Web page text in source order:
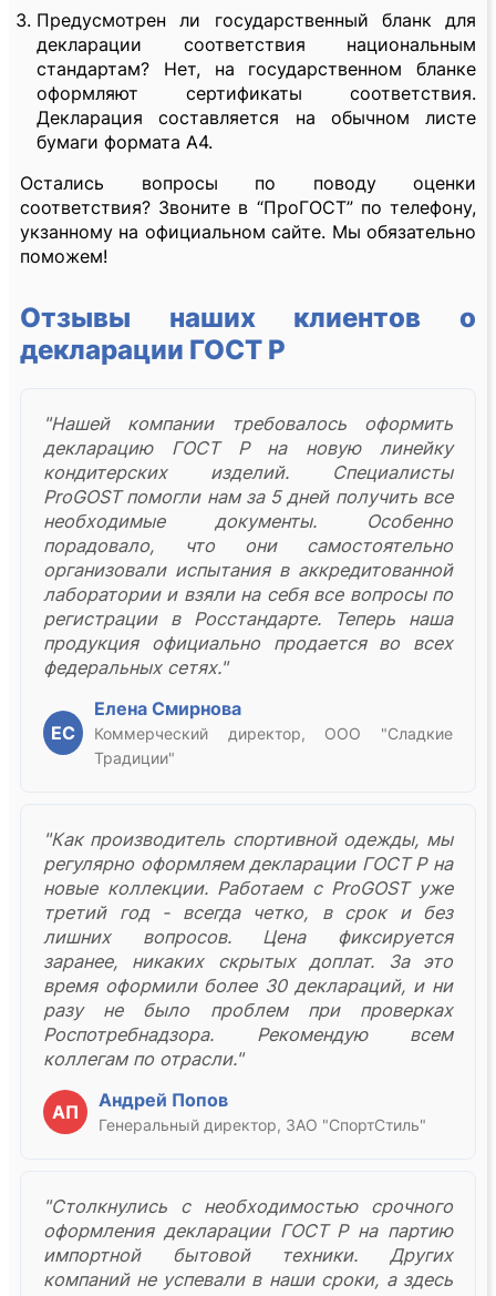
Предусмотрен ли государственный бланк для
декларации соответствия национальным
стандартам? Нет, на государственном бланке
оформляют сертификаты соответствия.
Декларация составляется на обычном листе
бумаги формата А4.
Остались вопросы по поводу оценки
соответствия? Звоните в “ПроГОСТ” по телефону,
укзанному на официальном сайте. Мы обязательно
поможем!
Отзывы наших клиентов о
декларации ГОСТ Р
"Нашей компании требовалось оформить
декларацию ГОСТ Р на новую линейку
кондитерских изделий. Специалисты
ProGOST помогли нам за 5 дней получить все
необходимые документы. Особенно
порадовало, что они самостоятельно
организовали испытания в аккредитованной
лаборатории и взяли на себя все вопросы по
регистрации в Росстандарте. Теперь наша
продукция официально продается во всех
федеральных сетях."
ЕС
Елена Смирнова
Коммерческий директор, ООО "Сладкие
Традиции"
"Как производитель спортивной одежды, мы
регулярно оформляем декларации ГОСТ Р на
новые коллекции. Работаем с ProGOST уже
третий год - всегда четко, в срок и без
лишних вопросов. Цена фиксируется
заранее, никаких скрытых доплат. За это
время оформили более 30 деклараций, и ни
разу не было проблем при проверках
Роспотребнадзора. Рекомендую всем
коллегам по отрасли."
АП
Андрей Попов
Генеральный директор, ЗАО "СпортСтиль"
"Столкнулись с необходимостью срочного
оформления декларации ГОСТ Р на партию
импортной бытовой техники. Других
компаний не успевали в наши сроки, а здесь